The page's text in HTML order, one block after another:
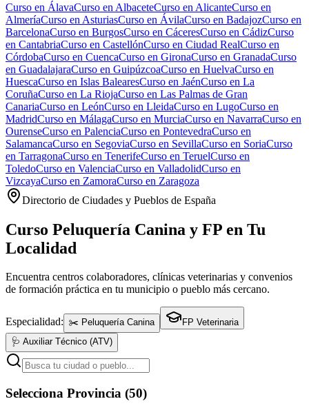
Curso en ÁlavaCurso en AlbaceteCurso en AlicanteCurso en
AlmeríaCurso en AsturiasCurso en ÁvilaCurso en BadajozCurso en
BarcelonaCurso en BurgosCurso en CáceresCurso en CádizCurso
en CantabriaCurso en CastellónCurso en Ciudad RealCurso en
CórdobaCurso en CuencaCurso en GironaCurso en GranadaCurso
en GuadalajaraCurso en GuipúzcoaCurso en HuelvaCurso en
HuescaCurso en Islas BalearesCurso en JaénCurso en La
CoruñaCurso en La RiojaCurso en Las Palmas de Gran
CanariaCurso en LeónCurso en LleidaCurso en LugoCurso en
MadridCurso en MálagaCurso en MurciaCurso en NavarraCurso en
OurenseCurso en PalenciaCurso en PontevedraCurso en
SalamancaCurso en SegoviaCurso en SevillaCurso en SoriaCurso
en TarragonaCurso en TenerifeCurso en TeruelCurso en
ToledoCurso en ValenciaCurso en ValladolidCurso en
VizcayaCurso en ZamoraCurso en Zaragoza
Directorio de Ciudades y Pueblos de España
Curso Peluquería Canina y FP en Tu
Localidad
Encuentra centros colaboradores, clínicas veterinarias y convenios
de formación práctica en tu municipio o pueblo más cercano.
Especialidad: ✂️ Peluquería Canina
FP Veterinaria
🩺 Auxiliar Técnico (ATV)
Selecciona Provincia (50)